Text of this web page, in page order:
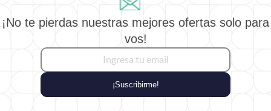
¡No te pierdas nuestras mejores ofertas solo para
vos!
¡Suscribirme!